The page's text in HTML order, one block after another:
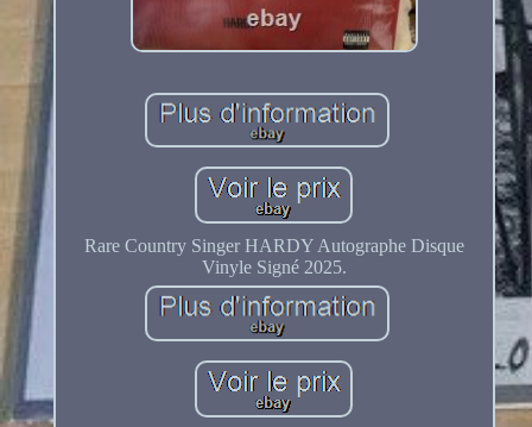
Rare Country Singer HARDY Autographe Disque
Vinyle Signé 2025.